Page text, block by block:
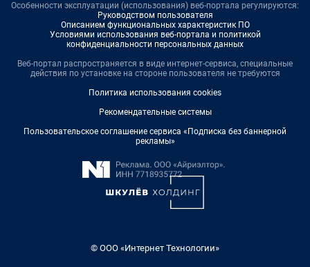
Особенности эксплуатации (использования) веб-портала регулируются:
Руководством пользователя
Описанием функциональных характеристик ПО
Условиями использования веб-портала и политикой
конфиденциальности персональных данных
Веб-портал распространяется в виде интернет-сервиса, специальные
действия по установке на стороне пользователя не требуются
Политика использования cookies
Рекомендательные системы
Пользовательское соглашение сервиса «Подписка без баннерной
рекламы»
© ООО «Интернет Технологии»